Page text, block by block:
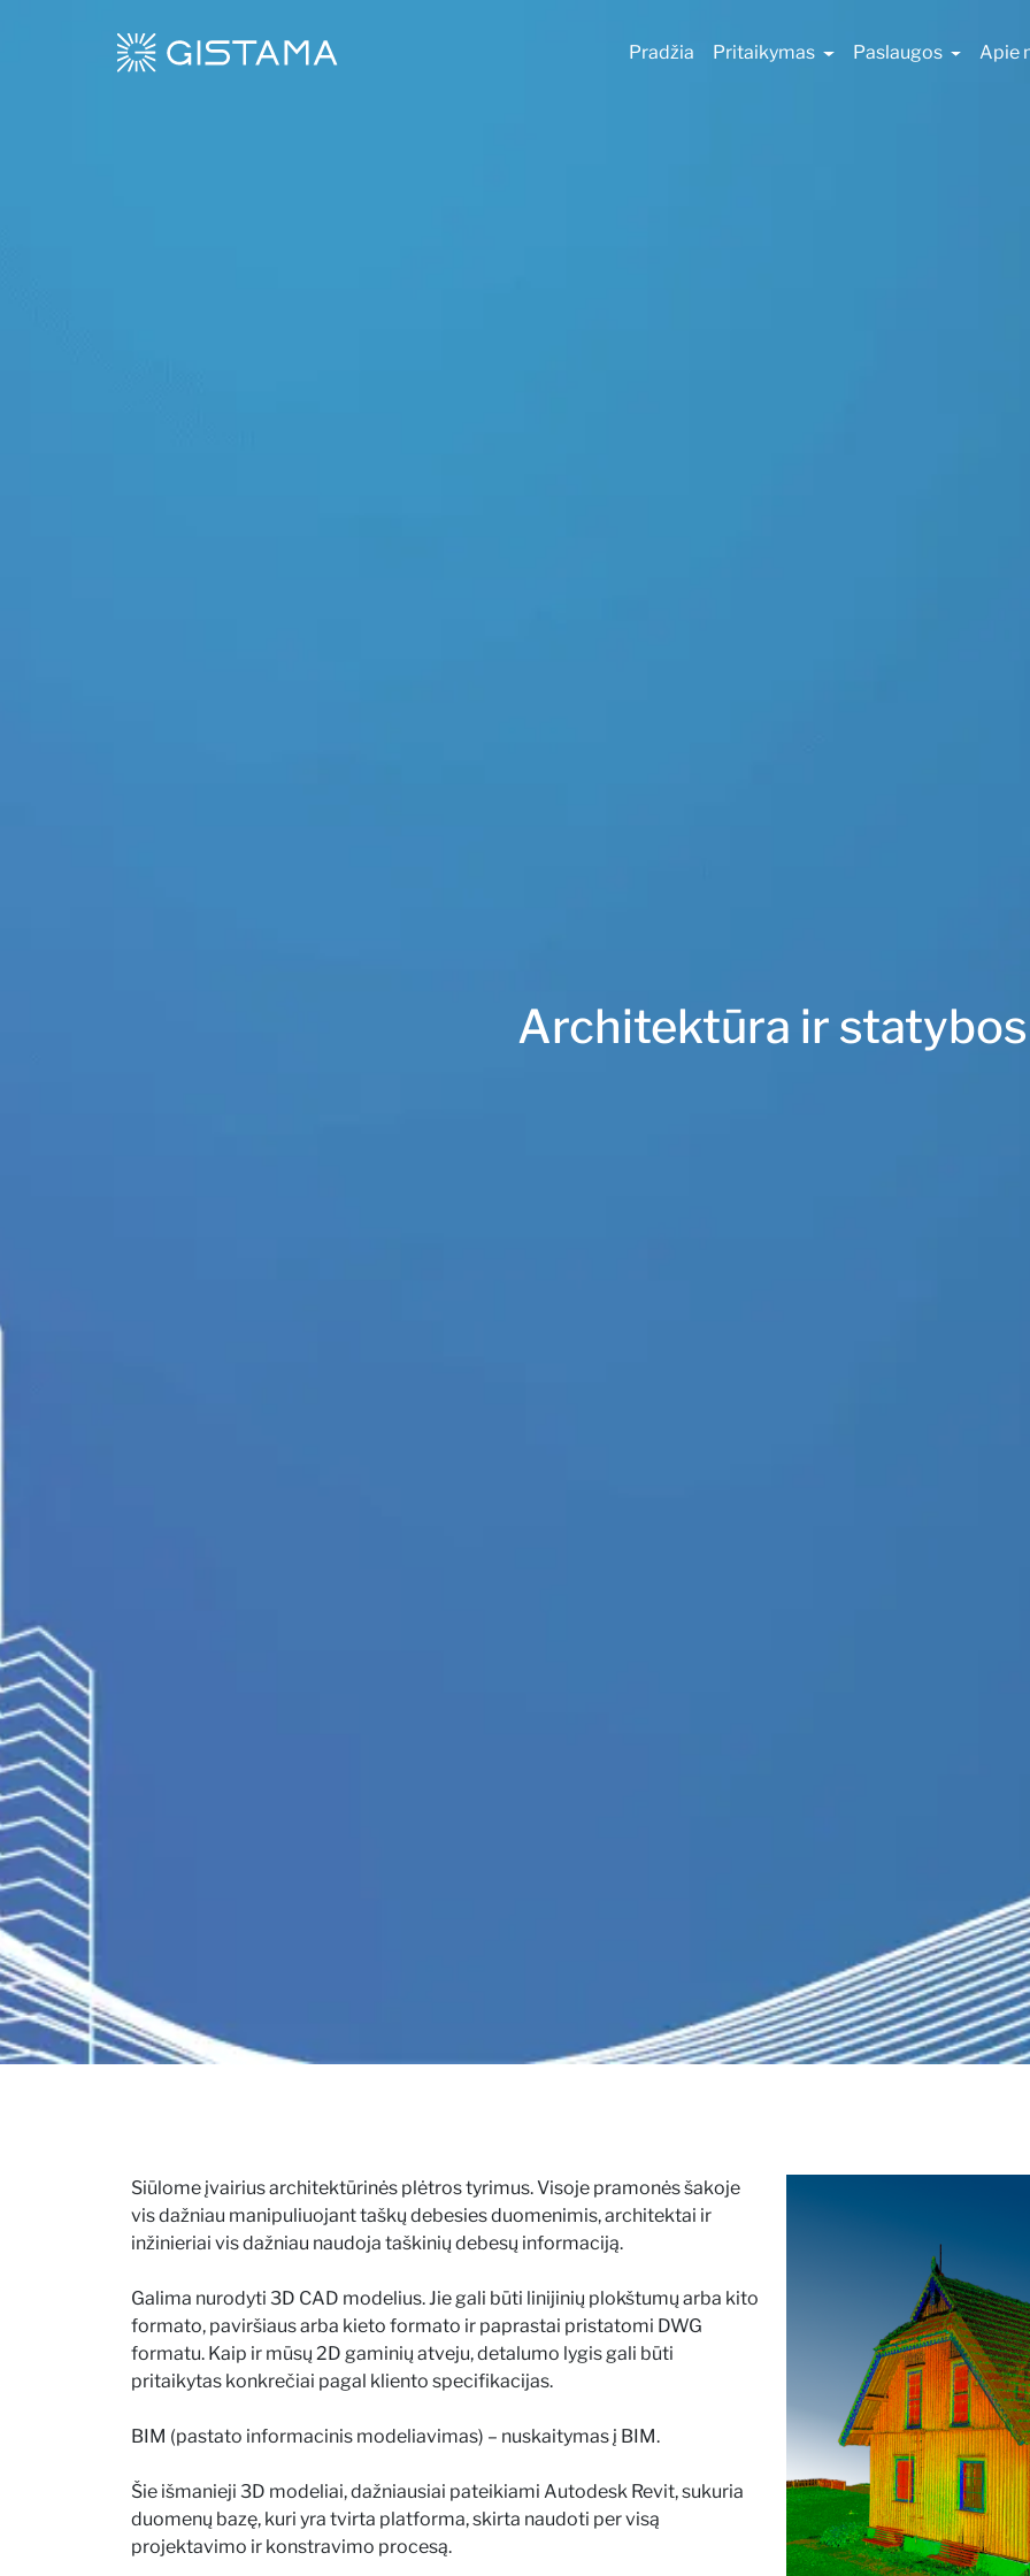
Pradžia Pritaikymas Paslaugos Apie
Architektūra ir statybos
Siūlome įvairius architektūrinės plėtros tyrimus. Visoje pramonės šakoje
vis dažniau manipuliuojant taškų debesies duomenimis, architektai ir
inžinieriai vis dažniau naudoja taškinių debesų informaciją.
Galima nurodyti 3D CAD modelius. Jie gali būti linijinių plokštumų arba kito
formato, paviršiaus arba kieto formato ir paprastai pristatomi DWG
formatu. Kaip ir mūsų 2D gaminių atveju, detalumo lygis gali būti
pritaikytas konkrečiai pagal kliento specifikacijas.
BIM (pastato informacinis modeliavimas) – nuskaitymas į BIM.
Šie išmanieji 3D modeliai, dažniausiai pateikiami Autodesk Revit, sukuria
duomenų bazę, kuri yra tvirta platforma, skirta naudoti per visą
projektavimo ir konstravimo procesą.